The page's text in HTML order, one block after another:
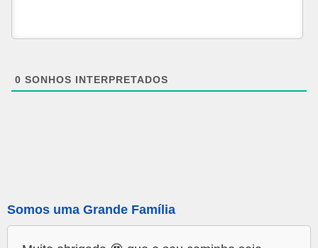
0 SONHOS INTERPRETADOS
Somos uma Grande Família